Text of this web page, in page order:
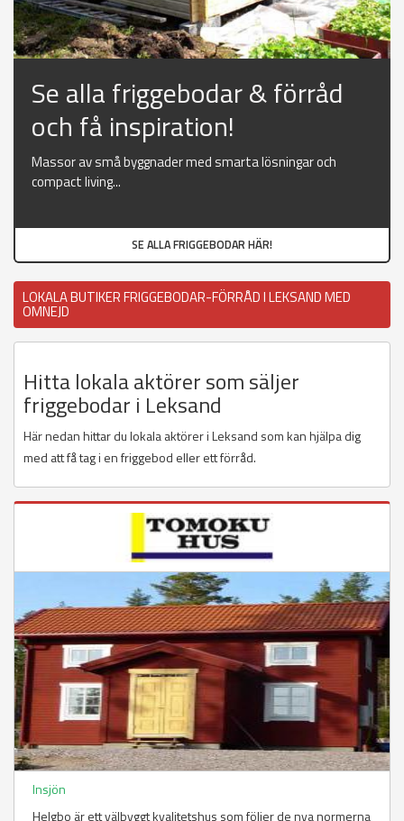
Se alla friggebodar & förråd
och få inspiration!
Massor av små byggnader med smarta lösningar och
compact living...
SE ALLA FRIGGEBODAR HÄR!
LOKALA BUTIKER FRIGGEBODAR-FÖRRÅD I LEKSAND MED
OMNEJD
Hitta lokala aktörer som säljer
friggebodar i Leksand
Här nedan hittar du lokala aktörer i Leksand som kan hjälpa dig
med att få tag i en friggebod eller ett förråd.
Insjön
Helgbo är ett välbyggt kvalitetshus som följer de nya normerna